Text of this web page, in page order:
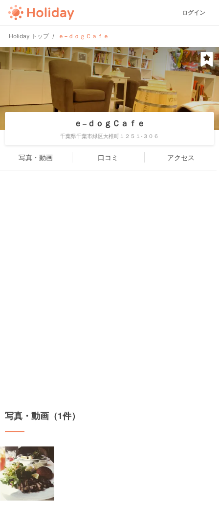
ログイン
Holiday トップ ｅ−ｄｏｇＣａｆｅ
ｅ−ｄｏｇＣａｆｅ
千葉県千葉市緑区大椎町１２５１-３０６
写真・動画 口コミ アクセス
写真・動画（1件）